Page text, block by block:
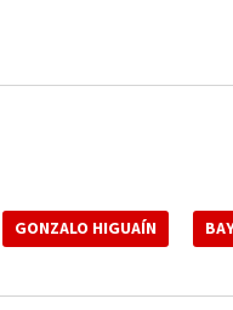
GONZALO HIGUAÍN